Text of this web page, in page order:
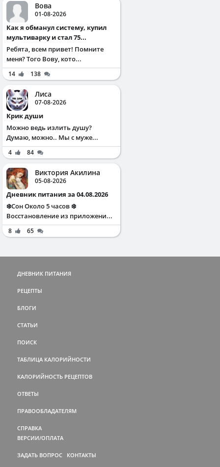
Вова
01-08-2026
Как я обманул систему, купил
мультиварку и стал 75...
Ребята, всем привет! Помните
меня? Того Вову, кото...
14 138
Лиса
07-08-2026
Крик души
Можно ведь излить душу?
Думаю, можно.. Мы с муже...
4 84
Виктория Акилина
05-08-2026
Дневник питания за 04.08.2026
❄️Сон Около 5 часов ❄️
Восстановление из приложени...
8 65
ДНЕВНИК ПИТАНИЯ
РЕЦЕПТЫ
БЛОГИ
СТАТЬИ
ПОИСК
ТАБЛИЦА КАЛОРИЙНОСТИ
КАЛОРИЙНОСТЬ РЕЦЕПТОВ
ОТВЕТЫ
ПРАВООБЛАДАТЕЛЯМ
СПРАВКА
ВЕРСИИ/ОПЛАТА
ЗАДАТЬ ВОПРОС КОНТАКТЫ